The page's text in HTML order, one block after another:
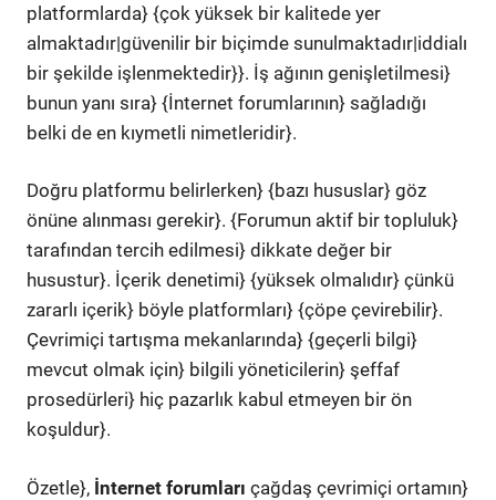
platformlarda} {çok yüksek bir kalitede yer
almaktadır|güvenilir bir biçimde sunulmaktadır|iddialı
bir şekilde işlenmektedir}}. İş ağının genişletilmesi}
bunun yanı sıra} {İnternet forumlarının} sağladığı
belki de en kıymetli nimetleridir}.
Doğru platformu belirlerken} {bazı hususlar} göz
önüne alınması gerekir}. {Forumun aktif bir topluluk}
tarafından tercih edilmesi} dikkate değer bir
husustur}. İçerik denetimi} {yüksek olmalıdır} çünkü
zararlı içerik} böyle platformları} {çöpe çevirebilir}.
Çevrimiçi tartışma mekanlarında} {geçerli bilgi}
mevcut olmak için} bilgili yöneticilerin} şeffaf
prosedürleri} hiç pazarlık kabul etmeyen bir ön
koşuldur}.
Özetle}, İnternet forumları çağdaş çevrimiçi ortamın}